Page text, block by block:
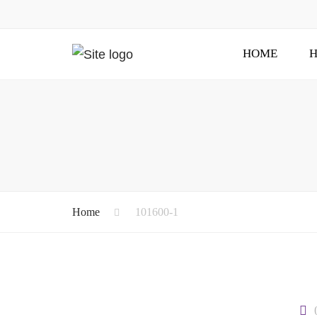
HOME
Home 101600-1